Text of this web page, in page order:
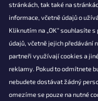
stránkách, tak také na
informace, včetně údajů o
Kliknutím na „OK“ souhlasíte
údajů, včetně jejich předávání
partneři využívají cookies a
reklamy. Pokud to odmítnete
nebudete dostávat žádný
omezíme se pouze na nutné
info@falanzo.cz
Falanzo.cz
FalanzoCZ